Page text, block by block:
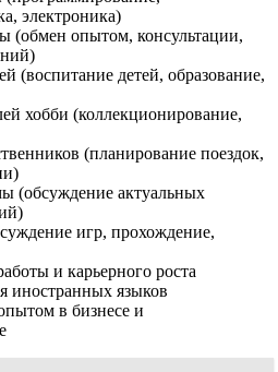
электроника)
(обмен опытом, консультации,
(воспитание детей, образование,
хобби (коллекционирование,
(планирование поездок,
(обсуждение актуальных
игр, прохождение,
и карьерного роста
иностранных языков
в бизнесе и